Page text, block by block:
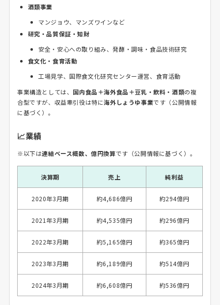
酒類事業
マンジョウ、マンズワインなど
研究・品質保証・知財
安全・安心への取り組み、発酵・調味・食品技術研究
食文化・食育活動
工場見学、国際食文化研究センター運営、食育活動
事業構造としては、 国内食品＋海外食品＋豆乳・飲料・酒類の複
合型ですが、収益牽引役は特に海外しょうゆ事業です（公開情報
に基づく）。
📈業績
※以下は連結ベース概数、億円換算です（公開情報に基づく）。
決算期 売上 純利益
2020年3月期 約4,686億円 約294億円
2021年3月期 約4,535億円 約296億円
2022年3月期 約5,165億円 約365億円
2023年3月期 約6,189億円 約514億円
2024年3月期 約6,608億円 約536億円